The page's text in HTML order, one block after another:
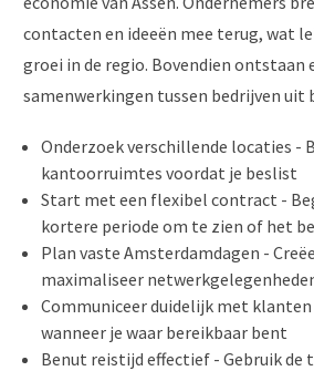
contacten en ideeën mee terug, wat
groei in de regio. Bovendien ontstaan
samenwerkingen tussen bedrijven uit
Onderzoek verschillende locaties -
kantoorruimtes voordat je beslist
Start met een flexibel contract -
kortere periode om te zien of het
Plan vaste Amsterdamdagen -
maximaliseer
Communiceer duidelijk met
wanneer je waar bereikbaar bent
Benut reistijd effectief - Gebruik de